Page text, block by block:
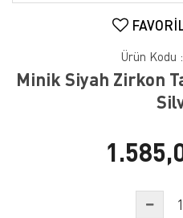
Ürün Kodu :
Minik Siyah Zirkon